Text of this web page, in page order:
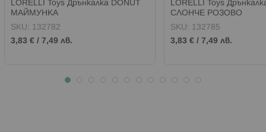
LORELLI Toys Дрънкалка DONUT
МАЙМУНКА
SKU: 132782
3,83 € / 7,49 лв.
LORELLI Toys
СЛОНЧЕ РОЗОВО
SKU: 132785
3,83 € / 7,49 лв.